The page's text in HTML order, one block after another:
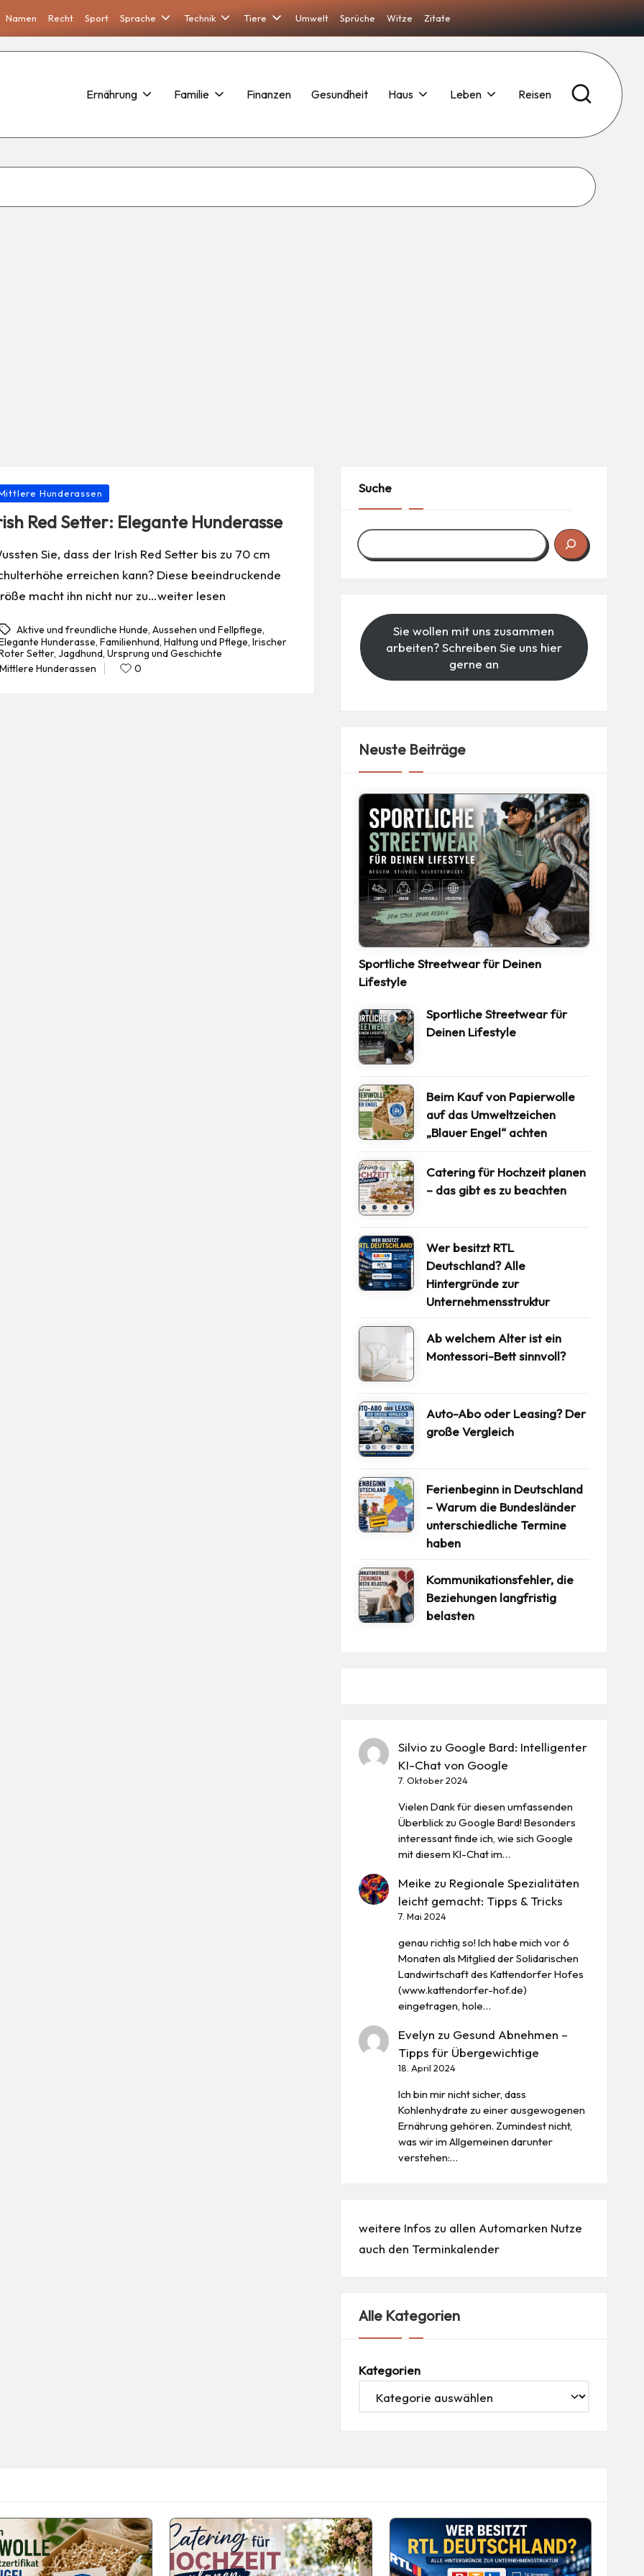
Namen Recht Sport Sprache Technik Tiere Umwelt Sprüche Witze Zitate
Ernährung Familie Finanzen Gesundheit Haus Leben Reisen
Hunderassen
Red Setter: Elegante Hunderasse
Sie, dass der Irish Red Setter bis zu 70 cm
erreichen kann? Diese beeindruckende
macht ihn nicht nur zu…weiter lesen
Aktive und freundliche Hunde,Aussehen und Fellpflege,
Hunderasse,Familienhund,Haltung und Pflege,Irischer
Setter,Jagdhund,Ursprung und Geschichte
Hunderassen 0
Suche
Sie wollen mit uns zusammen
arbeiten? Schreiben Sie uns hier
gerne an
Neuste Beiträge
Sportliche Streetwear für Deinen
Lifestyle
Sportliche Streetwear für
Deinen Lifestyle
Beim Kauf von Papierwolle
auf das Umweltzeichen
„Blauer Engel“ achten
Catering für Hochzeit planen
– das gibt es zu beachten
Wer besitzt RTL
Deutschland? Alle
Hintergründe zur
Unternehmensstruktur
Ab welchem Alter ist ein
Montessori-Bett sinnvoll?
Auto-Abo oder Leasing? Der
große Vergleich
Ferienbeginn in Deutschland
– Warum die Bundesländer
unterschiedliche Termine
haben
Kommunikationsfehler, die
Beziehungen langfristig
belasten
Silvio zu Google Bard: Intelligenter
KI-Chat von Google
7. Oktober 2024
Vielen Dank für diesen umfassenden
Überblick zu Google Bard! Besonders
interessant finde ich, wie sich Google
mit diesem KI-Chat im…
Meike zu Regionale Spezialitäten
leicht gemacht: Tipps & Tricks
7. Mai 2024
genau richtig so! Ich habe mich vor 6
Monaten als Mitglied der Solidarischen
Landwirtschaft des Kattendorfer Hofes
(www.kattendorfer-hof.de)
eingetragen, hole…
Evelyn zu Gesund Abnehmen –
Tipps für Übergewichtige
18. April 2024
Ich bin mir nicht sicher, dass
Kohlenhydrate zu einer ausgewogenen
Ernährung gehören. Zumindest nicht,
was wir im Allgemeinen darunter
verstehen:…
weitere Infos zu allen Automarken Nutze
auch den Terminkalender
Alle Kategorien
Kategorien